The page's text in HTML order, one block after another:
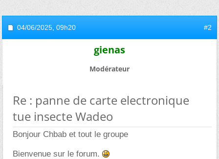
04/06/2025, 09h20 #2
gienas
Modérateur
Re : panne de carte electronique
tue insecte Wadeo
Bonjour Chbab et tout le groupe
Bienvenue sur le forum.